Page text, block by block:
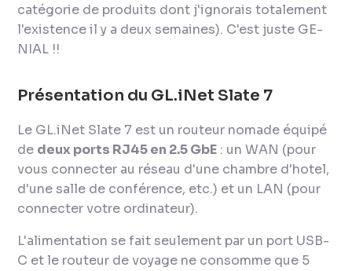
catégorie de produits dont j'ignorais totalement
l'existence il y a deux semaines). C'est juste GE-
NIAL !!
Présentation du GL.iNet Slate 7
Le GL.iNet Slate 7 est un routeur nomade équipé
de deux ports RJ45 en 2.5 GbE : un WAN (pour
vous connecter au réseau d'une chambre d'hotel,
d'une salle de conférence, etc.) et un LAN (pour
connecter votre ordinateur).
L'alimentation se fait seulement par un port USB-
C et le routeur de voyage ne consomme que 5